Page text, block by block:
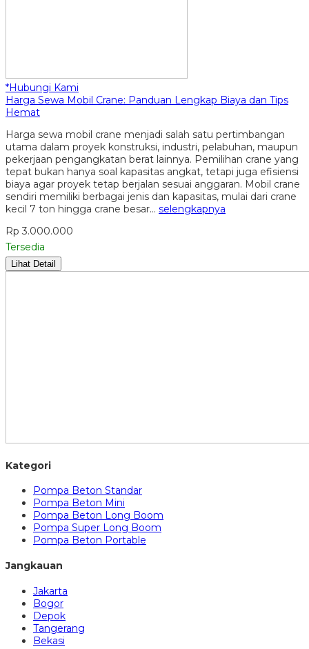
*Hubungi Kami
Harga Sewa Mobil Crane: Panduan Lengkap Biaya dan Tips
Hemat
Harga sewa mobil crane menjadi salah satu pertimbangan
utama dalam proyek konstruksi, industri, pelabuhan, maupun
pekerjaan pengangkatan berat lainnya. Pemilihan crane yang
tepat bukan hanya soal kapasitas angkat, tetapi juga efisiensi
biaya agar proyek tetap berjalan sesuai anggaran. Mobil crane
sendiri memiliki berbagai jenis dan kapasitas, mulai dari crane
kecil 7 ton hingga crane besar… selengkapnya
Rp 3.000.000
Tersedia
Lihat Detail
Kategori
Pompa Beton Standar
Pompa Beton Mini
Pompa Beton Long Boom
Pompa Super Long Boom
Pompa Beton Portable
Jangkauan
Jakarta
Bogor
Depok
Tangerang
Bekasi